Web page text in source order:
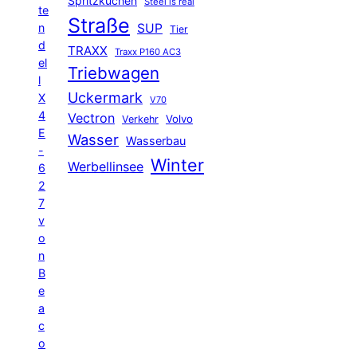
te
n
d
el
l
X
4
E
-
6
2
7
v
o
n
B
e
a
c
o
Straße SUP Tier
TRAXX Traxx P160 AC3
Triebwagen
Uckermark V70
Vectron Verkehr Volvo
Wasser Wasserbau
Werbellinsee Winter